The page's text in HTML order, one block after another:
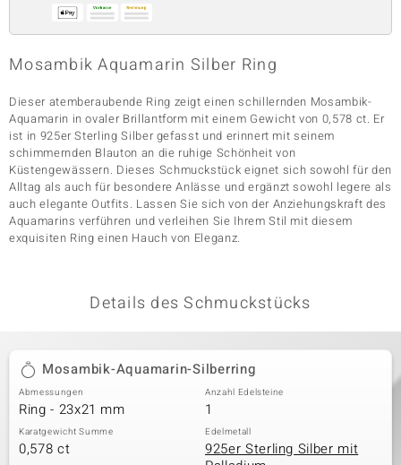
Classics
Mosambik Aquamarin Silber Ring
Dieser atemberaubende Ring zeigt einen schillernden Mosambik-
Aquamarin in ovaler Brillantform mit einem Gewicht von 0,578 ct. Er
ist in 925er Sterling Silber gefasst und erinnert mit seinem
schimmernden Blauton an die ruhige Schönheit von
Küstengewässern. Dieses Schmuckstück eignet sich sowohl für den
Alltag als auch für besondere Anlässe und ergänzt sowohl legere als
auch elegante Outfits. Lassen Sie sich von der Anziehungskraft des
Aquamarins verführen und verleihen Sie Ihrem Stil mit diesem
exquisiten Ring einen Hauch von Eleganz.
Details des Schmuckstücks
Mosambik-Aquamarin-Silberring
Abmessungen
Ring - 23x21 mm
Anzahl Edelsteine
1
Karatgewicht Summe
0,578 ct
Edelmetall
925er Sterling Silber mit